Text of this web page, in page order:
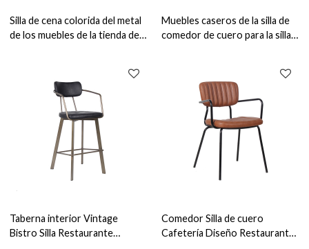
Silla de cena colorida del metal
de los muebles de la tienda del
Muebles caseros de la silla de
comedor de cuero para la silla
Taberna interior Vintage
Bistro Silla Restaurante
Comedor Silla de cuero
Cafetería Diseño Restaurante